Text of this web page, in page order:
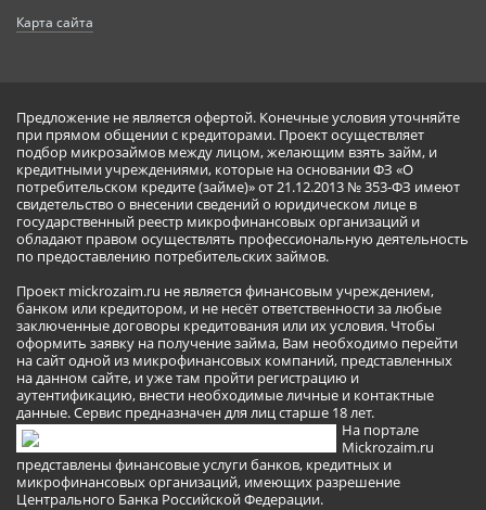
Карта сайта
Предложение не является офертой. Конечные условия уточняйте
при прямом общении с кредиторами. Проект осуществляет
подбор микрозаймов между лицом, желающим взять займ, и
кредитными учреждениями, которые на основании ФЗ «О
потребительском кредите (займе)» от 21.12.2013 № 353-ФЗ имеют
свидетельство о внесении сведений о юридическом лице в
государственный реестр микрофинансовых организаций и
обладают правом осуществлять профессиональную деятельность
по предоставлению потребительских займов.
Проект mickrozaim.ru не является финансовым учреждением,
банком или кредитором, и не несёт ответственности за любые
заключенные договоры кредитования или их условия. Чтобы
оформить заявку на получение займа, Вам необходимо перейти
на сайт одной из микрофинансовых компаний, представленных
на данном сайте, и уже там пройти регистрацию и
аутентификацию, внести необходимые личные и контактные
данные. Сервис предназначен для лиц старше 18 лет.
На портале
Mickrozaim.ru
представлены финансовые услуги банков, кредитных и
микрофинансовых организаций, имеющих разрешение
Центрального Банка Российской Федерации.